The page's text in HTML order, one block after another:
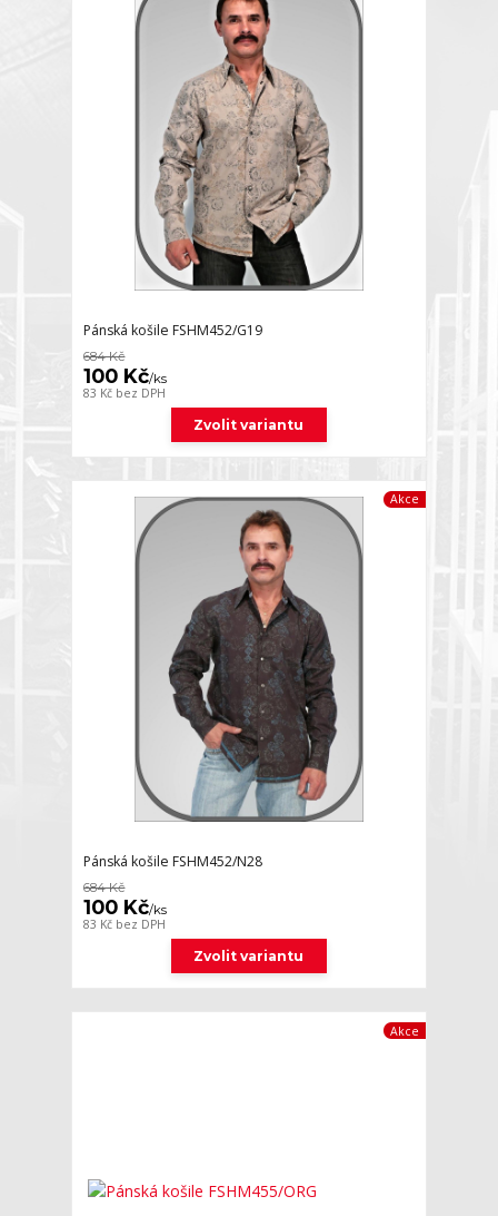
Pánská košile FSHM452/G19
684 Kč
100 Kč/ks
83 Kč bez DPH
Zvolit variantu
Akce
Pánská košile FSHM452/N28
684 Kč
100 Kč/ks
83 Kč bez DPH
Zvolit variantu
Akce